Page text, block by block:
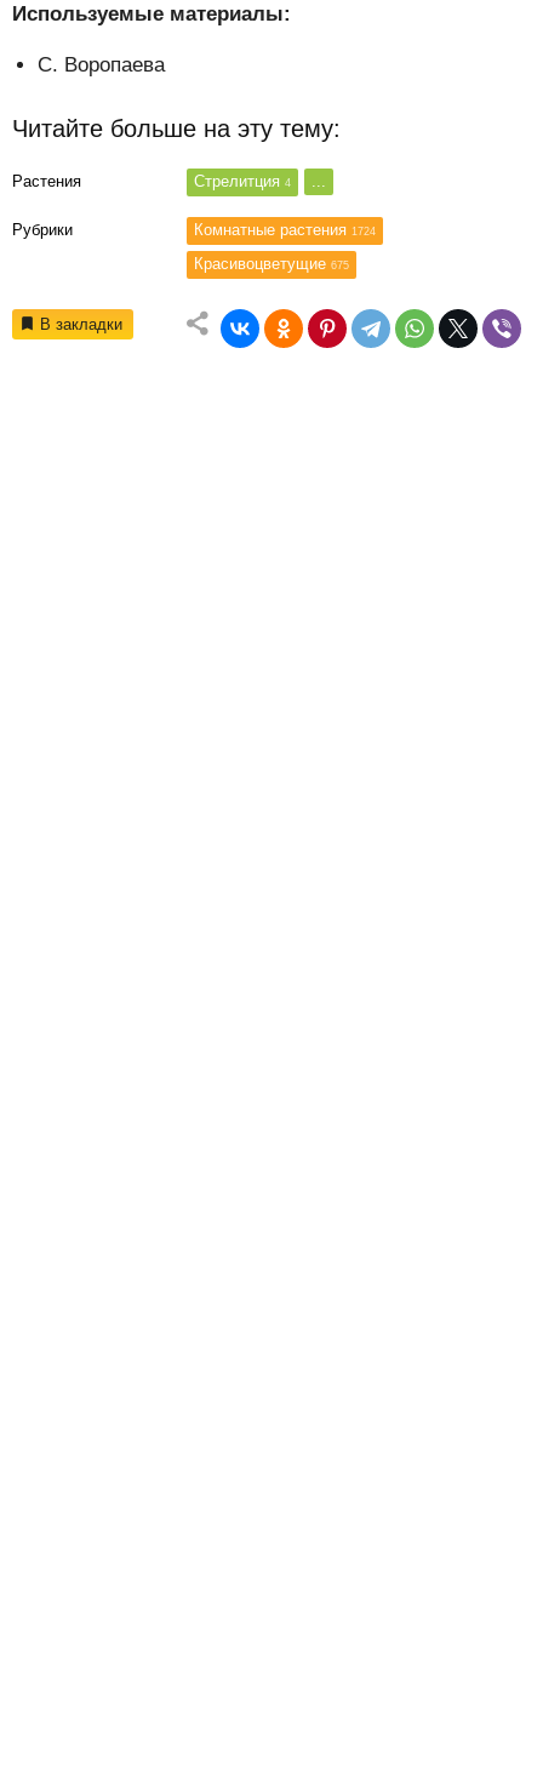
Используемые материалы:
С. Воропаева
Читайте больше на эту тему:
Растения Стрелитция 4
Рубрики Комнатные растения 1724
Красивоцветущие 675
В закладки